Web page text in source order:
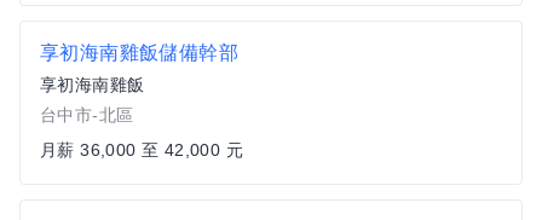
享初海南雞飯儲備幹部
享初海南雞飯
台中市-北區
月薪 36,000 至 42,000 元